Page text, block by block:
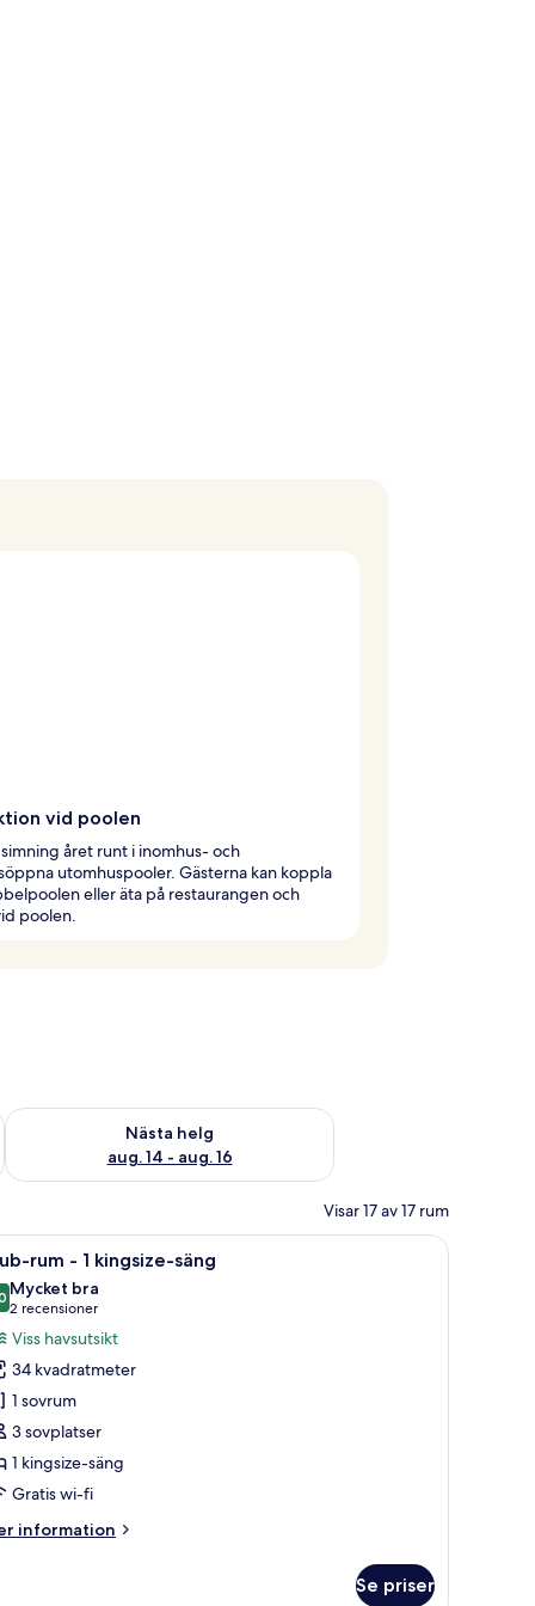
vid poolen
året runt i inomhus- och
utomhuspooler. Gästerna kan koppla
eller äta på restaurangen och
poolen.
aug. 7 - aug. 9
Nästa helg
aug. 14 - aug. 16
Kontrollera tillgängligheten för nästa helg aug. 14 - aug. 16
Visar 17 av 17 rum
en sittgrupp, en TV och utsikt över staden och havet.
Ett hotellrum med ett stort fönster som
12 rum - 1 kingsize-säng
av 10
Mycket bra
2 recensioner
(2 recensioner)
Viss havsutsikt
34 kvadratmeter
1 sovrum
3 sovplatser
1 kingsize-säng
Gratis wi-fi
information
Se priser